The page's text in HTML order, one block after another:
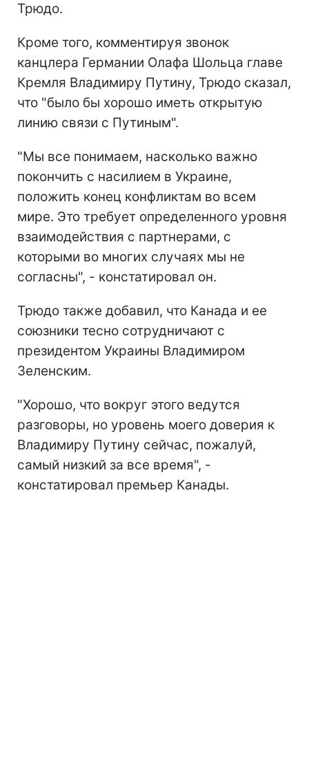
Трюдо.
Кроме того, комментируя звонок
канцлера Германии Олафа Шольца главе
Кремля Владимиру Путину, Трюдо сказал,
что "было бы хорошо иметь открытую
линию связи с Путиным".
"Мы все понимаем, насколько важно
покончить с насилием в Украине,
положить конец конфликтам во всем
мире. Это требует определенного уровня
взаимодействия с партнерами, с
которыми во многих случаях мы не
согласны", - констатировал он.
Трюдо также добавил, что Канада и ее
союзники тесно сотрудничают с
президентом Украины Владимиром
Зеленским.
"Хорошо, что вокруг этого ведутся
разговоры, но уровень моего доверия к
Владимиру Путину сейчас, пожалуй,
самый низкий за все время", -
констатировал премьер Канады.